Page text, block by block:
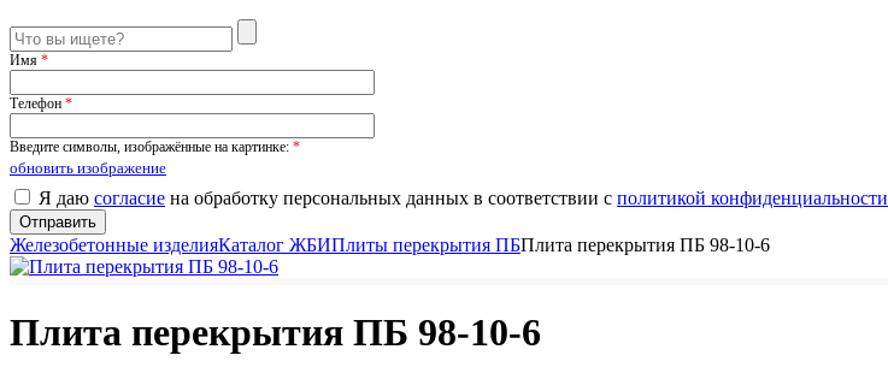
Имя *
Телефон *
Введите символы, изображённые на картинке: *
обновить изображение
Я даю согласие на обработку персональных данных в соответствии с политикой конфиденциальности
Железобетонные изделияКаталог ЖБИПлиты перекрытия ПБПлита перекрытия ПБ 98-10-6
Плита перекрытия ПБ 98-10-6